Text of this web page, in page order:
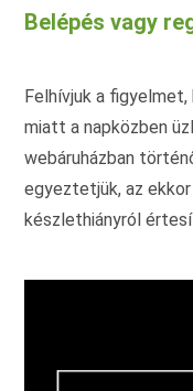
Belépés vagy
Felhívjuk a
miatt a napközben
webáruházban
egyeztetjük, az
készlethiányról